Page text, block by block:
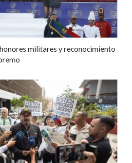
militares y reconocimiento